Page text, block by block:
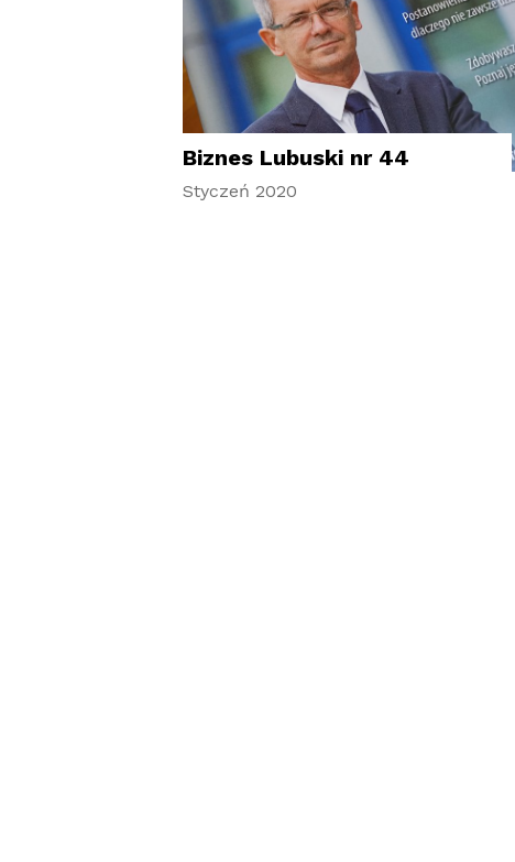
Biznes Lubuski nr 44
Styczeń 2020